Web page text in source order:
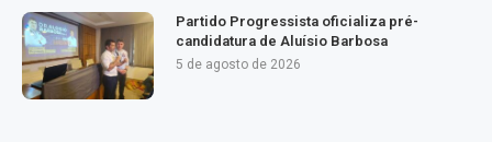
Partido Progressista oficializa pré-
candidatura de Aluísio Barbosa
5 de agosto de 2026